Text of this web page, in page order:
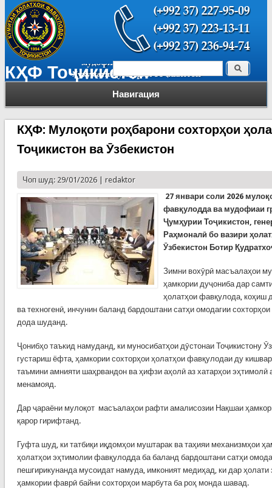
КҲФ Тоҷикистон
Навигация
Форма поиска Поиск
КҲФ: Мулоқоти роҳбарони сохторҳои
Тоҷикистон ва Ӯзбекистон
Чоп шуд: 29/01/2026 | redaktor
27 январи соли 2026
фавқулодда ва мудофиаи
Ҷумҳурии Тоҷикистон,
Раҳмоналӣ бо вазири
Ӯзбекистон Ботир
Зимни вохӯрӣ масъалаҳои
ҳамкории дуҷониба дар
ҳолатҳои фавқулода, коҳиш
ва техногенӣ, инчунин баланд бардоштани сатҳи омодагии
дода шуданд.
Ҷонибҳо таъкид намуданд, ки муносибатҳои дӯстонаи Тоҷикистону
густариш ёфта, ҳамкории сохторҳои ҳолатҳои фавқулодаи ду
таъмини амнияти шаҳрвандон ва ҳифзи аҳолӣ аз хатарҳои эҳтимолӣ
менамояд.
Дар ҷараёни мулоқот масъалаҳои рафти амалисозии Нақшаи
қарор гирифтанд.
Гуфта шуд, ки татбиқи иқдомҳои муштарак ва таҳияи механизмҳои
ҳолатҳои эҳтимолии фавқулодда ба баланд бардоштани сатҳи
пешгирикунанда мусоидат намуда, имконият медиҳад, ки дар ҳолати
ҳамкории фаврӣ байни сохторҳои марбута ба роҳ монда шавад.